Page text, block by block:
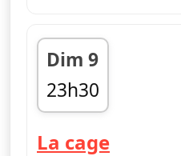
Dim 9
23h30
fin 23h40
La cage— Le